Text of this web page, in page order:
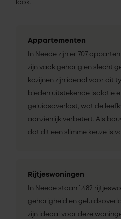
look.
Appartementen
In Neede zijn er 707
zijn vaak gehorig en slecht
kozijnen zijn ideaal voor dit
bieden uitstekende isolatie
geluidsoverlast, wat de
aanzienlijk verbetert. Als
dat dit een slimme keuze is
Rijtjeswoningen
In Neede staan 1.482
gehorigheid en
zijn ideaal voor deze